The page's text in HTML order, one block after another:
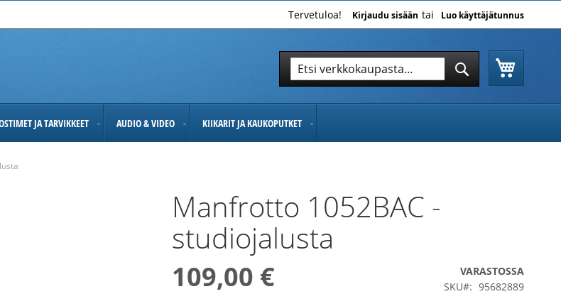
Tervetuloa! Kirjaudu sisään Luo käyttäjätunnus
Hae
JA TARVIKKEET AUDIO & VIDEO KIIKARIT JA KAUKOPUTKET
Manfrotto 1052BAC -
studiojalusta
109,00 €
VARASTOSSA
SKU
95682889